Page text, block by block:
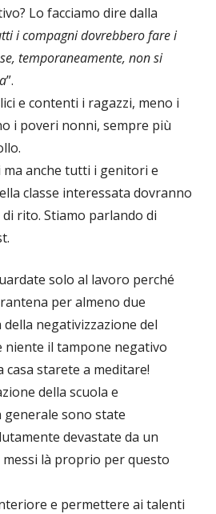
Lo facciamo dire dalla
i compagni dovrebbero fare i
temporaneamente, non si
”.
e contenti i ragazzi, meno i
i poveri nonni, sempre più
anche tutti i genitori e
classe interessata dovranno
rito. Stiamo parlando di
solo al lavoro perché
per almeno due
negativizzazione del
niente il tampone negativo
starete a meditare!
della scuola e
generale sono state
devastate da un
là proprio per questo
e permettere ai talenti